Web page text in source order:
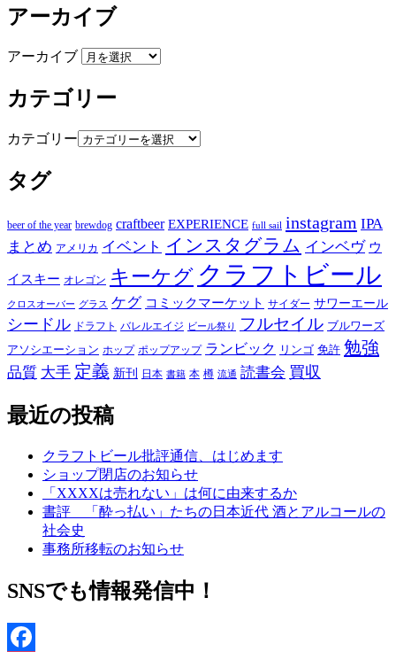
アーカイブ
アーカイブ
カテゴリー
カテゴリー
タグ
beer of the year brewdog craftbeer EXPERIENCE full sail instagram IPA
まとめ アメリカ イベント インスタグラム インベヴ ウ
イスキー オレゴン キーケグ クラフトビール
クロスオーバー グラス ケグ コミックマーケット サイダー サワーエール
シードル ドラフト バレルエイジ ビール祭り フルセイル ブルワーズ
アソシエーション ホップ ポップアップ ランビック リンゴ 免許 勉強
品質 大手 定義 新刊 日本 書籍 本 樽 流通 読書会 買収
最近の投稿
クラフトビール批評通信、はじめます
ショップ閉店のお知らせ
「XXXXは売れない」は何に由来するか
書評 「酔っ払い」たちの日本近代 酒とアルコールの
社会史
事務所移転のお知らせ
SNSでも情報発信中！